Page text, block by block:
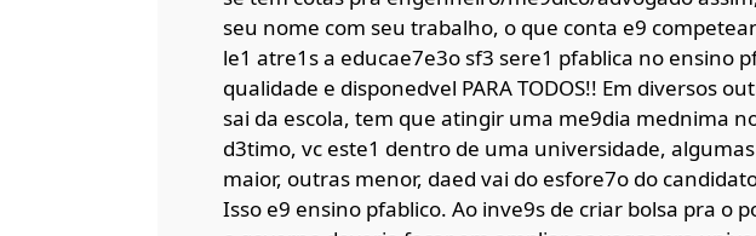
seu nome com seu trabalho, o que conta e9
le1 atre1s a educae7e3o sf3 sere1 pfablica no ensino
qualidade e disponedvel PARA TODOS!! Em diversos
sai da escola, tem que atingir uma me9dia mednima
d3timo, vc este1 dentro de uma universidade,
maior, outras menor, daed vai do esfore7o do
Isso e9 ensino pfablico. Ao inve9s de criar bolsa pra o